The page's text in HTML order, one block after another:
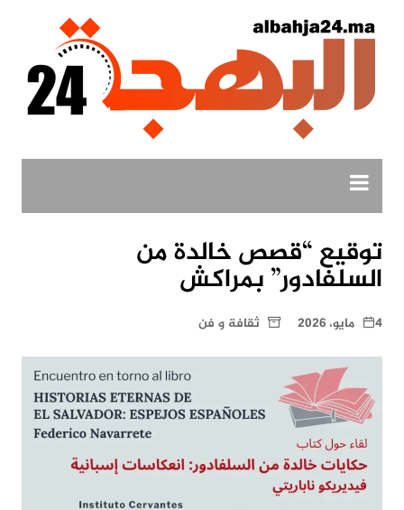
توقيع “قصص خالدة من
السلفادور” بمراكش
4 مايو، 2026 ثقافة و فن